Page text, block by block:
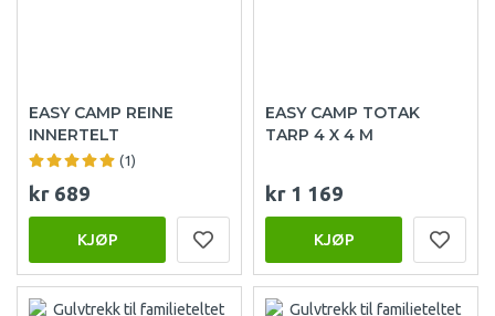
EASY CAMP REINE
INNERTELT
(1)
kr 689
KJØP
EASY CAMP TOTAK
TARP 4 X 4 M
kr 1 169
KJØP